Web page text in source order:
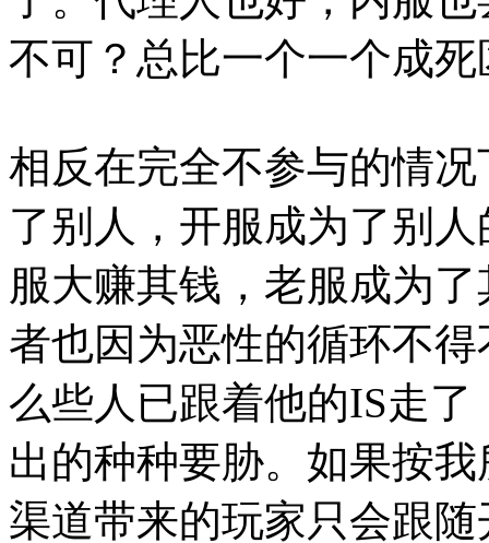
不可？总比一个一个成
相反在完全不参与的情
了别人，开服成为了别
服大赚其钱，老服成为
者也因为恶性的循环不
么些人已跟着他的IS走
出的种种要胁。如果按
渠道带来的玩家只会跟